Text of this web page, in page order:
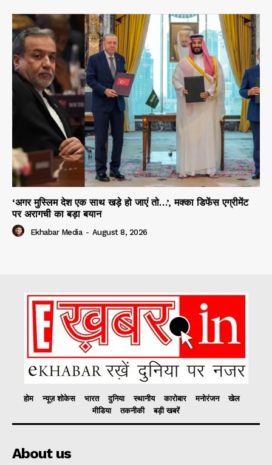
‘अगर मुस्लिम देश एक साथ खड़े हो जाएं तो…’, मक्का डिफेंस एग्रीमेंट
पर अरागची का बड़ा बयान
Ekhabar Media - August 8, 2026
होम न्यूज़ शोकेस भारत दुनिया स्थानीय कारोबार मनोरंजन
खेल
मीडिया
तकनीकी बड़ी खबरें
About us